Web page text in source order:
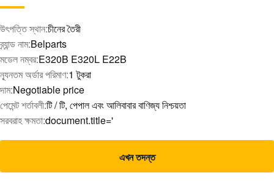
উৎপত্তি স্থান:চীনের তৈরী
ব্র্যান্ড নাম:Belparts
মডেল নম্বর:E320B E320L E22B
ন্যূনতম অর্ডার পরিমাণ:1 টুকরা
দাম:Negotiable price
পেমেন্ট শর্তাবলী:টি / টি, পেপাল এবং আলিবাবার বাণিজ্য নিশ্চয়তা
সরবরাহ ক্ষমতা:document.title='
এখন তদন্ত